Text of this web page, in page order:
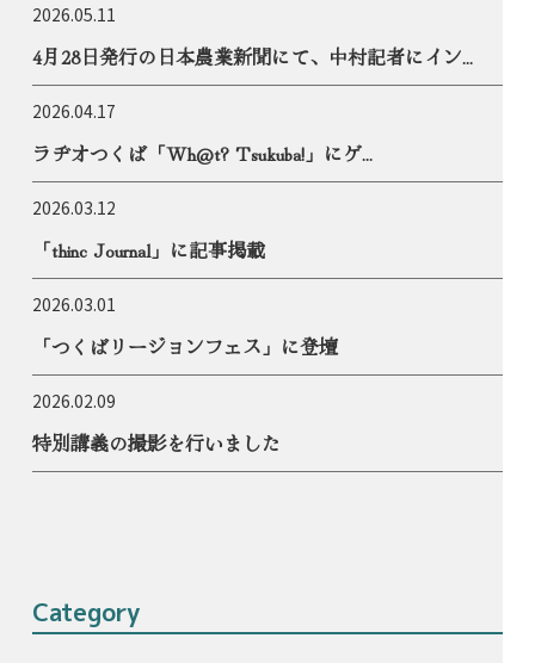
2026.05.11
4月28日発行の日本農業新聞にて、中村記者にイン...
2026.04.17
ラヂオつくば「Wh@t? Tsukuba!」にゲ...
2026.03.12
「thinc Journal」に記事掲載
2026.03.01
「つくばリージョンフェス」に登壇
2026.02.09
特別講義の撮影を行いました
Category